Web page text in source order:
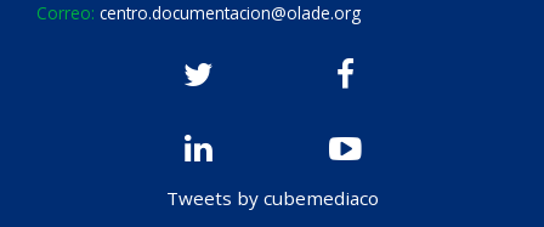
Correo: centro.documentacion@olade.org
Tweets by cubemediaco